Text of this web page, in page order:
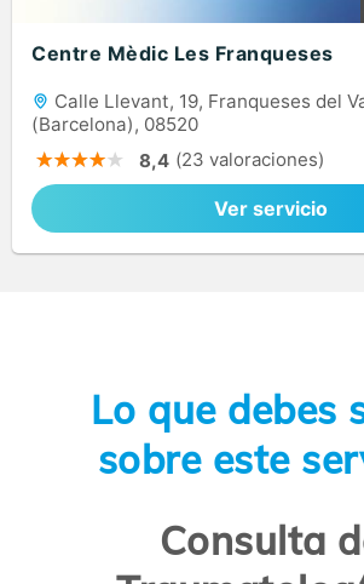
Centre Mèdic Les Franqueses
Calle Llevant, 19, Franqueses del
(Barcelona), 08520
8,4 (23 valoraciones)
Ver servicio
Lo que debes
sobre este
Consulta